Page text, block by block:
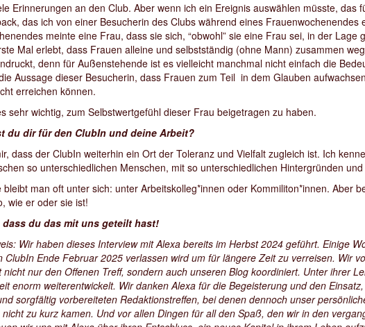
Erinnerungen an den Club. Aber wenn ich ein Ereignis auswählen müsste, das
das ich von einer Besucherin des Clubs während eines
meinte eine Frau, dass sie sich, “obwohl” sie eine Frau sei, in der
Mal erlebt, dass Frauen alleine und selbstständig (ohne Mann) zusammen
denn für Außenstehende ist es vielleicht manchmal nicht einfach die
Aussage dieser Besucherin, dass Frauen zum Teil in dem Glauben
erreichen können.
sehr wichtig, zum Selbstwertgefühl dieser Frau beigetragen zu haben.
du dir für den ClubIn und deine Arbeit?
dass der ClubIn weiterhin ein Ort der Toleranz und Vielfalt zugleich ist. Ich
so unterschiedlichen Menschen, mit so unterschiedlichen Hintergründen
bleibt man oft unter sich: unter Arbeitskolleg*innen oder Kommiliton*innen. Aber
wie er oder sie ist!
dass du das mit uns geteilt hast!
Wir haben dieses Interview mit Alexa bereits im Herbst 2024 geführt. Einige
ClubIn Ende Februar 2025 verlassen wird um für längere Zeit zu verreisen. Wir
nicht nur den Offenen Treff, sondern auch unseren Blog koordiniert. Unter ihrer
enorm weiterentwickelt. Wir danken Alexa für die Begeisterung und den
sorgfältig vorbereiteten Redaktionstreffen, bei denen dennoch unser
zu kurz kamen. Und vor allen Dingen für all den Spaß, den wir in den